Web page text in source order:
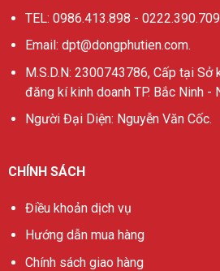
TEL: 0986.413.898 -
Email: dpt@dongphutien.com.
M.S.D.N: 2300743786, Cấp tại
đăng kí kinh doanh TP. Bắc Ninh
Người Đại Diện: Nguyễn Văn Cốc.
CHÍNH SÁCH
Điều khoản dịch vụ
Hướng dẫn mua hàng
Chính sách giao hàng